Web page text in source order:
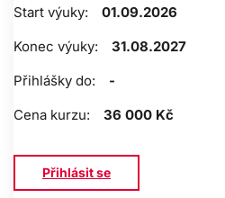
Start výuky:
01.09.2026
Konec výuky:
31.08.2027
Přihlášky do:
-
Cena kurzu:
36 000 Kč
Přihlásit se